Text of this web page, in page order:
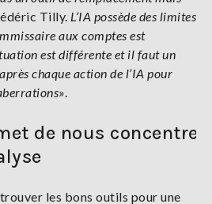
Tilly. L’IA possède des limites
aux comptes est
est différente et il faut un
chaque action de l’IA pour
».
de nous concentrer
les bons outils pour une